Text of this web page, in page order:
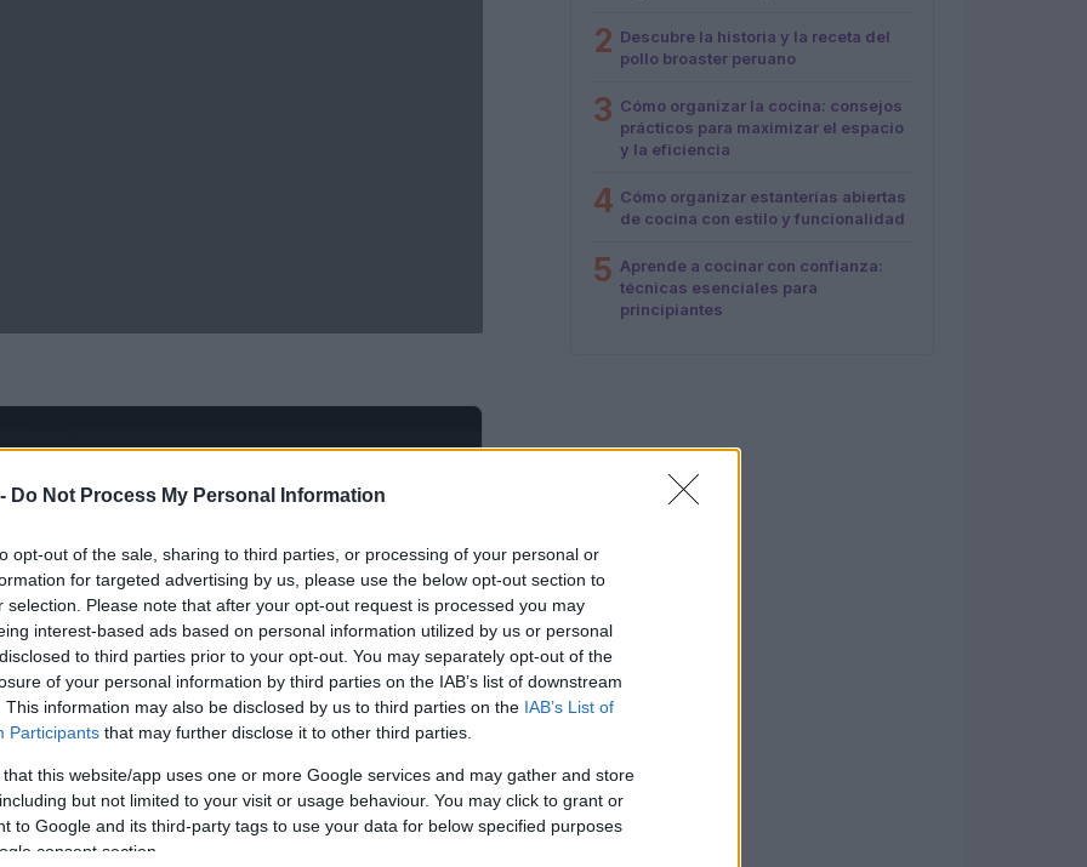
Do Not Process My Personal Information
opt-out of the sale, sharing to third parties, or processing of your personal or
for targeted advertising by us, please use the below opt-out section to
selection. Please note that after your opt-out request is processed you may
interest-based ads based on personal information utilized by us or personal
to third parties prior to your opt-out. You may separately opt-out of the
of your personal information by third parties on the IAB’s list of downstream
This information may also be disclosed by us to third parties on the IAB’s List of
Participants that may further disclose it to other third parties.
that this website/app uses one or more Google services and may gather and store
but not limited to your visit or usage behaviour. You may click to grant or
to Google and its third-party tags to use your data for below specified purposes
consent section.
un ingrediente que nunca decepciona. Sin
de la diversidad que existe entre ellas.
una con sus particularidades, que pueden
A continuación, exploraremos las variedades
mercado, junto con sus características y
2 Descubre la historia y la receta del
pollo broaster peruano
3 Cómo organizar la cocina: consejos
prácticos para maximizar el espacio
y la eficiencia
4 Cómo organizar estanterías abiertas
de cocina con estilo y funcionalidad
5 Aprende a cocinar con confianza:
técnicas esenciales para
principiantes